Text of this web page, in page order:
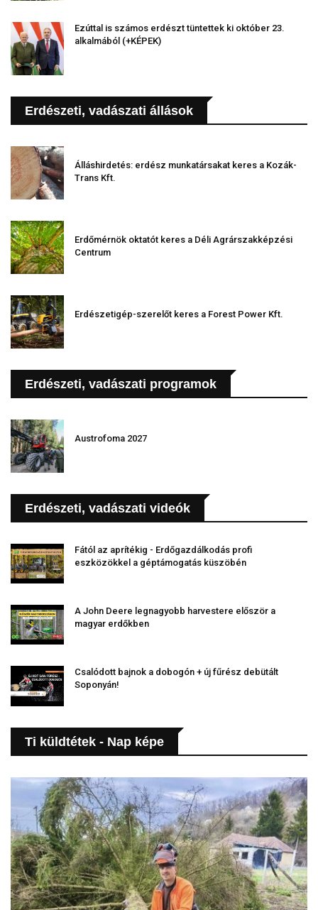
Ezúttal is számos erdészt tüntettek ki október 23.
alkalmából (+KÉPEK)
Erdészeti, vadászati állások
Álláshirdetés: erdész munkatársakat keres a Kozák-
Trans Kft.
Erdőmérnök oktatót keres a Déli Agrárszakképzési
Centrum
Erdészetigép-szerelőt keres a Forest Power Kft.
Erdészeti, vadászati programok
Austrofoma 2027
Erdészeti, vadászati videók
Fától az aprítékig - Erdőgazdálkodás profi
eszközökkel a géptámogatás küszöbén
A John Deere legnagyobb harvestere először a
magyar erdőkben
Csalódott bajnok a dobogón + új fűrész debütált
Soponyán!
Ti küldtétek - Nap képe